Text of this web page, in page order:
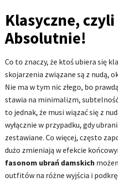
Klasyczne,
Absolutnie!
Co to znaczy, że ktoś ubiera się
skojarzenia związane są z nudą,
Nie ma w tym nic złego, bo
stawia na minimalizm,
to jednak, że musi wiązać się z
wyłącznie w przypadku, gdy
zestawiane. Co więcej, często
dużo zmieniają w efekcie
fasonom ubrań damskich
outfitów na różne wyjścia i